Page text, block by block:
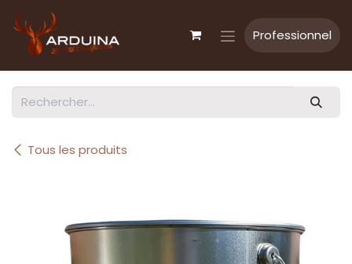
Professionnel
Tous les produits